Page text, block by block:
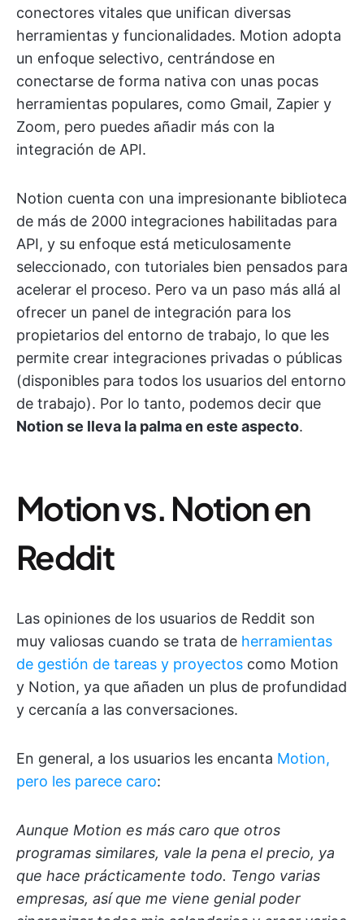
conectores vitales que unifican diversas
herramientas y funcionalidades. Motion adopta
un enfoque selectivo, centrándose en
conectarse de forma nativa con unas pocas
herramientas populares, como Gmail, Zapier y
Zoom, pero puedes añadir más con la
integración de API.
Notion cuenta con una impresionante biblioteca
de más de 2000 integraciones habilitadas para
API, y su enfoque está meticulosamente
seleccionado, con tutoriales bien pensados para
acelerar el proceso. Pero va un paso más allá al
ofrecer un panel de integración para los
propietarios del entorno de trabajo, lo que les
permite crear integraciones privadas o públicas
(disponibles para todos los usuarios del entorno
de trabajo). Por lo tanto, podemos decir que
Notion se lleva la palma en este aspecto.
Motion vs. Notion en
Reddit
Las opiniones de los usuarios de Reddit son
muy valiosas cuando se trata de herramientas
de gestión de tareas y proyectos como Motion
y Notion, ya que añaden un plus de profundidad
y cercanía a las conversaciones.
En general, a los usuarios les encanta Motion,
pero les parece caro:
Aunque Motion es más caro que otros
programas similares, vale la pena el precio, ya
que hace prácticamente todo. Tengo varias
empresas, así que me viene genial poder